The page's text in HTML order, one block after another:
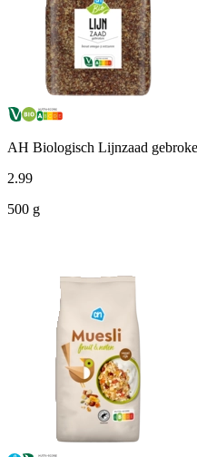
AH Biologisch Lijnzaad
2.99
500 g